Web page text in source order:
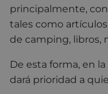
principalmente, con
tales como
de camping, libros,
De esta forma, en
dará prioridad a